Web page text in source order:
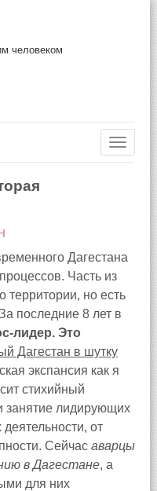
человеком
Дагестана
Часть из
территории, но есть
последние 8 лет в
лидер. Это
Дагестан в шутку
экспансия как я
стихийный
занятие лидирующих
от
Сейчас аварцы
в Дагестане, а
для них